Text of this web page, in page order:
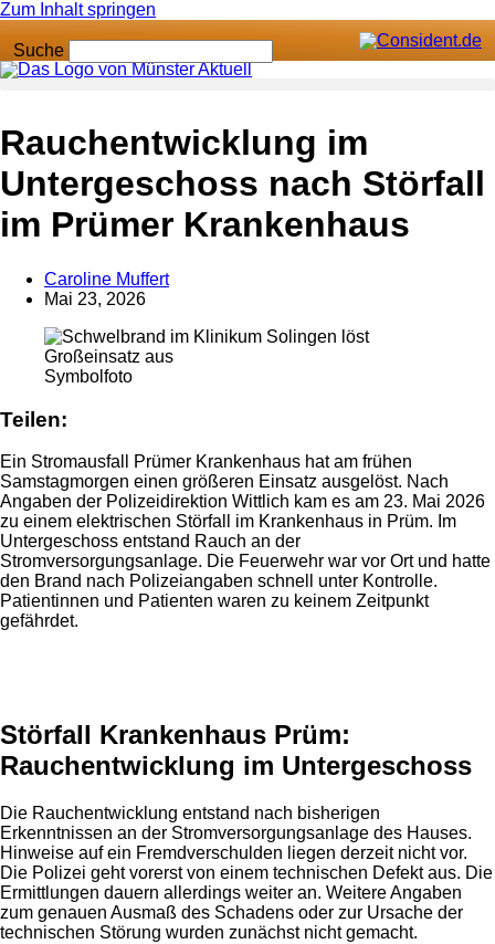
Zum Inhalt springen
Suche
Anzeige
Rauchentwicklung im
Untergeschoss nach Störfall
im Prümer Krankenhaus
Caroline Muffert
Mai 23, 2026
Symbolfoto
Teilen:
Ein Stromausfall Prümer Krankenhaus hat am frühen
Samstagmorgen einen größeren Einsatz ausgelöst. Nach
Angaben der Polizeidirektion Wittlich kam es am 23. Mai 2026
zu einem elektrischen Störfall im Krankenhaus in Prüm. Im
Untergeschoss entstand Rauch an der
Stromversorgungsanlage. Die Feuerwehr war vor Ort und hatte
den Brand nach Polizeiangaben schnell unter Kontrolle.
Patientinnen und Patienten waren zu keinem Zeitpunkt
gefährdet.
Störfall Krankenhaus Prüm:
Rauchentwicklung im Untergeschoss
Die Rauchentwicklung entstand nach bisherigen
Erkenntnissen an der Stromversorgungsanlage des Hauses.
Hinweise auf ein Fremdverschulden liegen derzeit nicht vor.
Die Polizei geht vorerst von einem technischen Defekt aus. Die
Ermittlungen dauern allerdings weiter an. Weitere Angaben
zum genauen Ausmaß des Schadens oder zur Ursache der
technischen Störung wurden zunächst nicht gemacht.